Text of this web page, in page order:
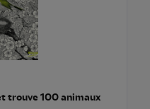
trouve 100 animaux